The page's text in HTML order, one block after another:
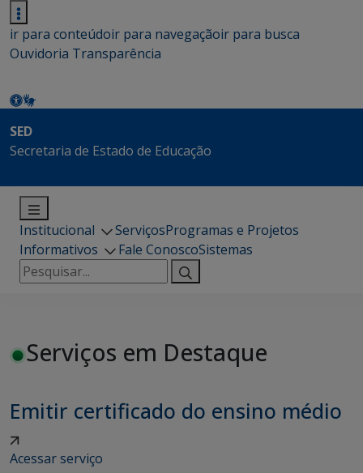
ir para conteúdoir para navegaçãoir para busca
Ouvidoria Transparência
SED
Secretaria de Estado de Educação
Institucional ServiçosProgramas e Projetos
Informativos
Fale ConoscoSistemas
Pesquisar
por:
Serviços em Destaque
Emitir certificado do ensino médio
Acessar serviço